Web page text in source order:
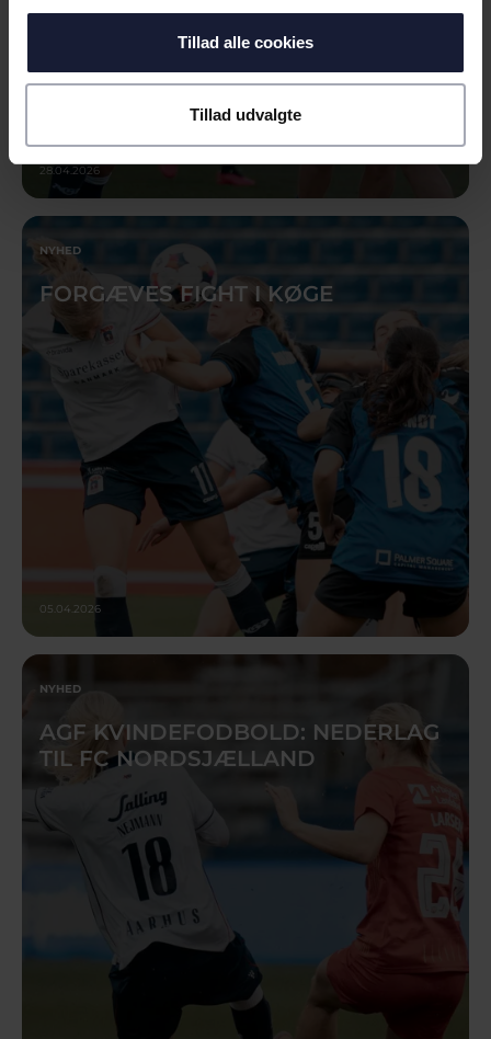
Tillad alle cookies
Tillad udvalgte
28.04.2026
NYHED
FORGÆVES FIGHT I KØGE
05.04.2026
NYHED
AGF KVINDEFODBOLD: NEDERLAG
TIL FC NORDSJÆLLAND